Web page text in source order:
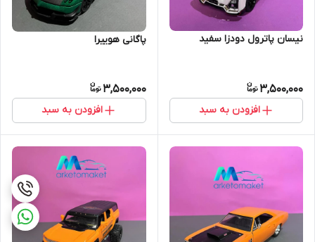
نیسان پاترول دودزا سفید
3,500,000
افزودن به سبد
پاگانی هوییرا
3,500,000
افزودن به سبد